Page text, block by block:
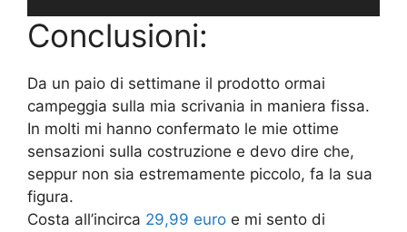
Conclusioni:
Da un paio di settimane il prodotto ormai
campeggia sulla mia scrivania in maniera fissa.
In molti mi hanno confermato le mie ottime
sensazioni sulla costruzione e devo dire che,
seppur non sia estremamente piccolo, fa la sua
figura.
Costa all’incirca 29,99 euro e mi sento di